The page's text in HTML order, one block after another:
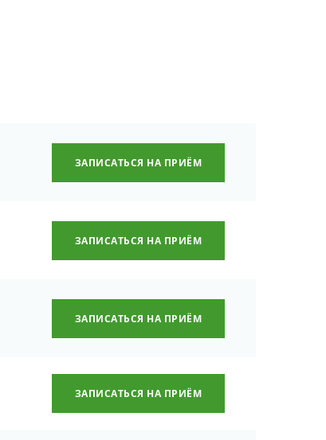
ЗАПИСАТЬСЯ НА ПРИЁМ
ЗАПИСАТЬСЯ НА ПРИЁМ
ЗАПИСАТЬСЯ НА ПРИЁМ
ЗАПИСАТЬСЯ НА ПРИЁМ